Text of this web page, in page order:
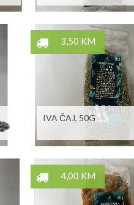
3,50 KM
IVA ČAJ, 50G
4,00 KM